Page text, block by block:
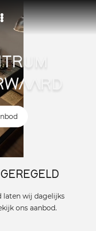
laten wij dagelijks
ons aanbod.